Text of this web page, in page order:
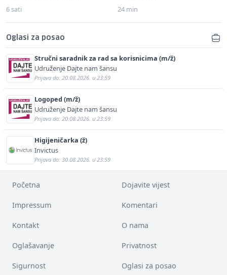
6 sati 24 min
Oglasi za posao
Stručni saradnik za rad sa korisnicima (m/ž)
Udruženje Dajte nam šansu
Prijava do: 20.08.2026. u 23:59
Logoped (m/ž)
Udruženje Dajte nam šansu
Prijava do: 20.08.2026. u 23:59
Higijeničarka (ž)
Invictus
Prijava do: 30.08.2026. u 23:59
Početna Dojavite vijest
Impressum Komentari
Kontakt O nama
Oglašavanje Privatnost
Sigurnost Oglasi za posao